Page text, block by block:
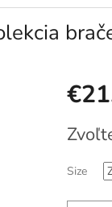
cena:
Size